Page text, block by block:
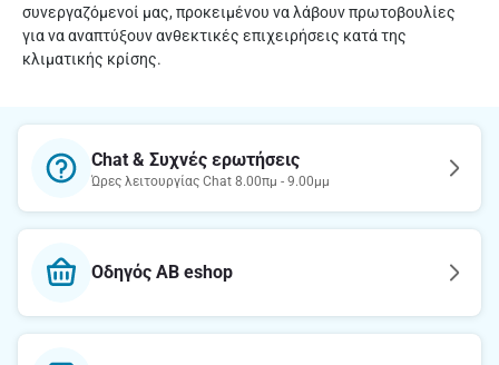
συνεργαζόμενοί μας, προκειμένου να λάβουν πρωτοβουλίες
για να αναπτύξουν ανθεκτικές επιχειρήσεις κατά της
κλιματικής κρίσης.
Chat & Συχνές ερωτήσεις
Ώρες λειτουργίας Chat 8.00πμ - 9.00μμ
Οδηγός AB eshop